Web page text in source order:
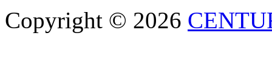
Copyright © 2026